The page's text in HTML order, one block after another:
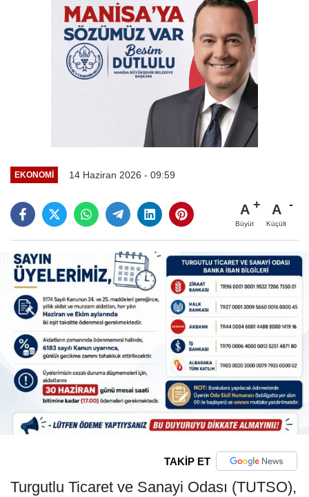
EKONOMİ 14 Haziran 2026 - 09:59
A
Büyüt
A
Küçült
TAKİP ET
Turgutlu Ticaret ve Sanayi Odası (TUTSO),